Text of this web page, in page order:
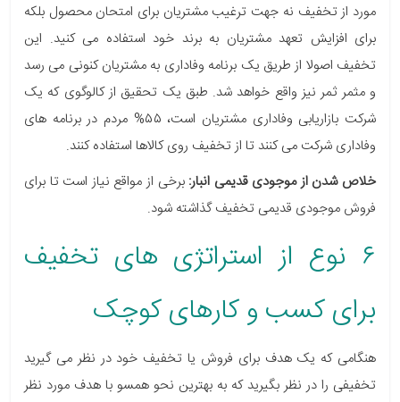
مورد از تخفیف نه جهت ترغیب مشتریان برای امتحان محصول بلکه
برای افزایش تعهد مشتریان به برند خود استفاده می کنید. این
تخفیف اصولا از طریق یک برنامه وفاداری به مشتریان کنونی می رسد
و مثمر ثمر نیز واقع خواهد شد. طبق یک تحقیق از کالوگوی که یک
شرکت بازاریابی وفاداری مشتریان است، ۵۵% مردم در برنامه های
وفاداری شرکت می کنند تا از تخفیف روی کالاها استفاده کنند.
خلاص شدن از موجودی قدیمی انبار:برخی از مواقع نیاز است تا برای
فروش موجودی قدیمی تخفیف گذاشته شود.
۶ نوع از استراتژی های تخفیف
برای کسب و کارهای کوچک
هنگامی که یک هدف برای فروش یا تخفیف خود در نظر می گیرید
تخفیفی را در نظر بگیرید که به بهترین نحو همسو با هدف مورد نظر